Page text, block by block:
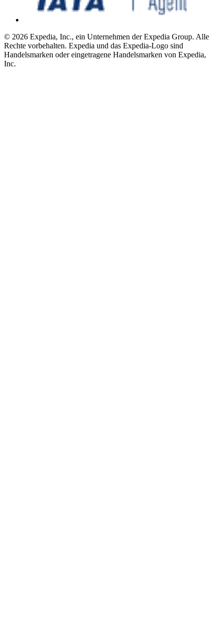
© 2026 Expedia, Inc., ein Unternehmen der Expedia Group. Alle
Rechte vorbehalten. Expedia und das Expedia-Logo sind
Handelsmarken oder eingetragene Handelsmarken von Expedia,
Inc.